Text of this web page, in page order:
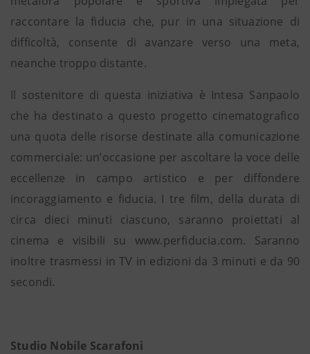
raccontare la fiducia che, pur in una situazione di
difficoltà, consente di avanzare verso una meta,
neanche troppo distante.
Il sostenitore di questa iniziativa è Intesa Sanpaolo
che ha destinato a questo progetto cinematografico
una quota delle risorse destinate alla comunicazione
commerciale: un’occasione per ascoltare la voce delle
eccellenze in campo artistico e per diffondere
incoraggiamento e fiducia. I tre film, della durata di
circa dieci minuti ciascuno, saranno proiettati al
cinema e visibili su www.perfiducia.com. Saranno
inoltre trasmessi in TV in edizioni da 3 minuti e da 90
secondi.
Studio Nobile Scarafoni